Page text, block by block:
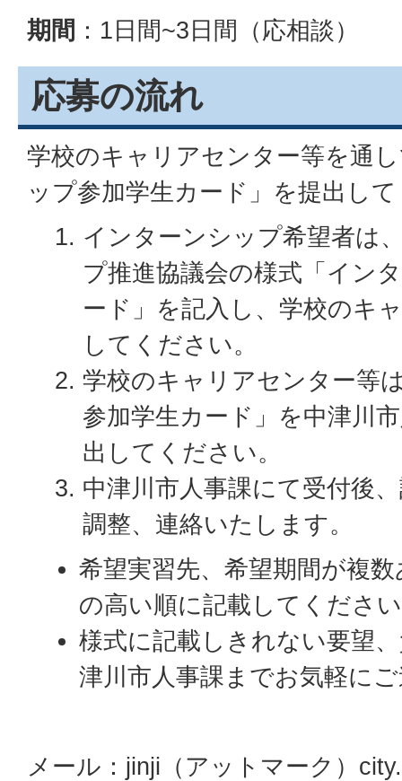
期間 ：1日間~3日間（応相談）
応募の流れ
学校のキャリアセンター等を通
ップ参加学生カード」を提出し
インターンシップ希望者は
プ推進協議会の様式「イン
ード」を記入し、学校のキ
してください。
学校のキャリアセンター等
参加学生カード」を中津川
出してください。
中津川市人事課にて受付後
調整、連絡いたします。
希望実習先、希望期間が複
の高い順に記載してくださ
様式に記載しきれない要望
津川市人事課までお気軽に
メール：jinji（アットマーク）